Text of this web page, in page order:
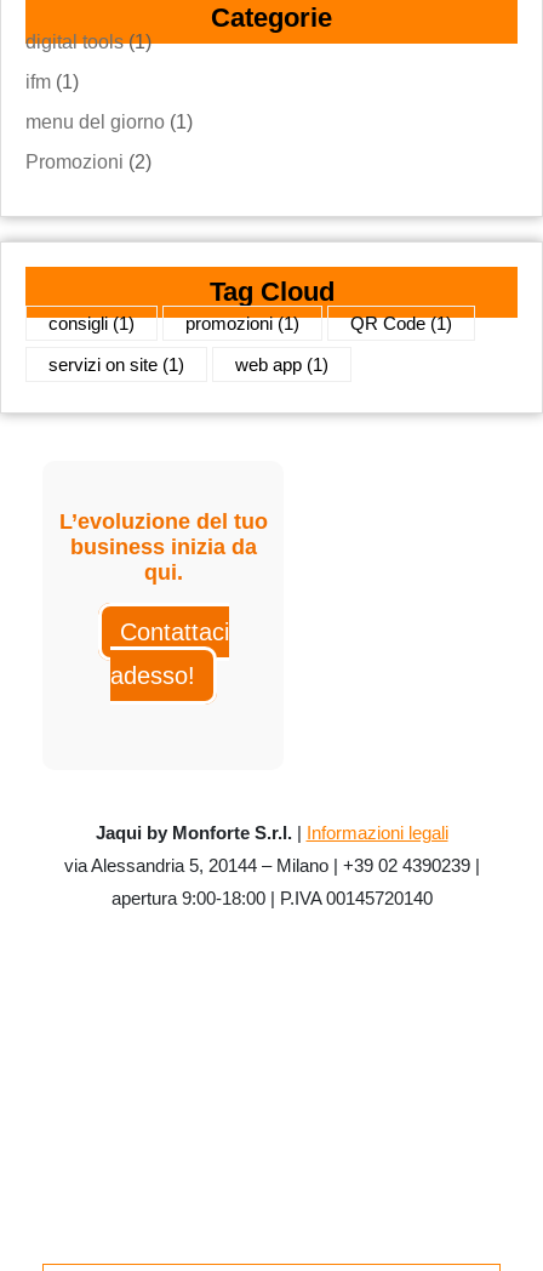
Categorie
digital tools(1)
ifm (1)
menu del giorno (1)
Promozioni (2)
Tag Cloud
consigli(1) promozioni(1) QR Code(1)
servizi on site (1) web app (1)
L’evoluzione del tuo
business inizia da
qui.
Contattaci
adesso!
Jaqui by Monforte S.r.l.| Informazioni legali
via Alessandria 5, 20144 – Milano | +39 02 4390239 |
apertura 9:00-18:00 | P.IVA 00145720140